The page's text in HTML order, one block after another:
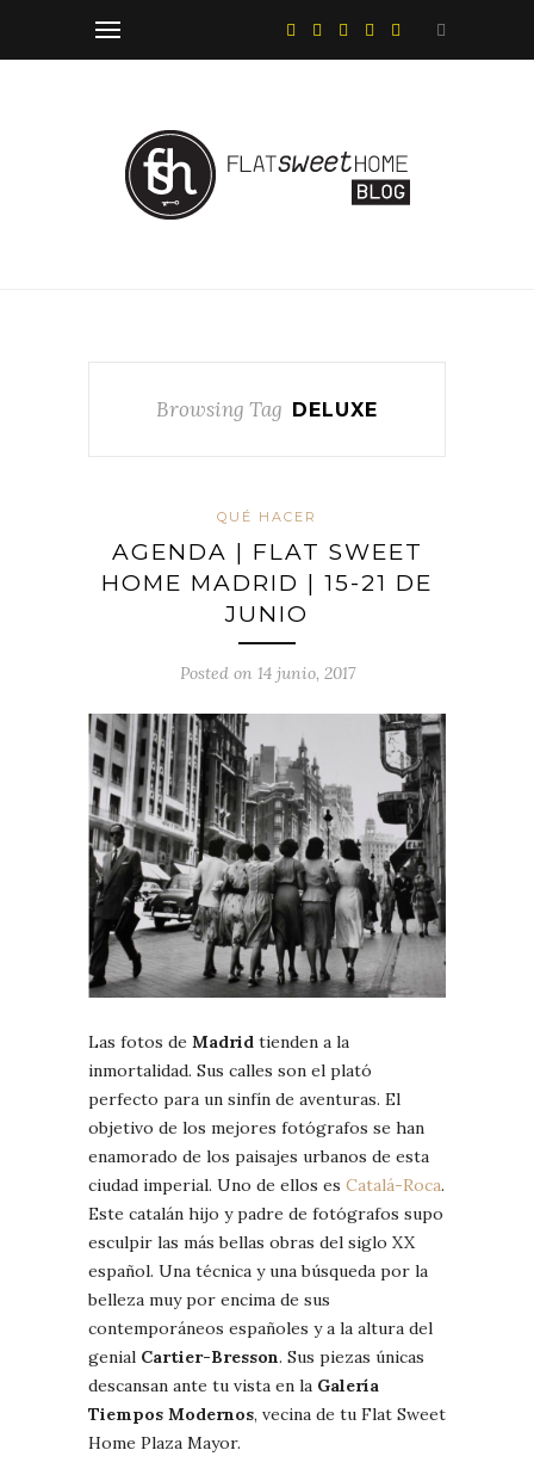
Browsing Tag DELUXE
QUÉ HACER
AGENDA | FLAT SWEET
HOME MADRID | 15-21 DE
JUNIO
Posted on 14 junio, 2017
Las fotos de Madrid tienden a la
inmortalidad. Sus calles son el plató
perfecto para un sinfín de aventuras. El
objetivo de los mejores fotógrafos se han
enamorado de los paisajes urbanos de esta
ciudad imperial. Uno de ellos es Catalá-Roca.
Este catalán hijo y padre de fotógrafos supo
esculpir las más bellas obras del siglo XX
español. Una técnica y una búsqueda por la
belleza muy por encima de sus
contemporáneos españoles y a la altura del
genial Cartier-Bresson. Sus piezas únicas
descansan ante tu vista en la Galería
Tiempos Modernos, vecina de tu Flat Sweet
Home Plaza Mayor.